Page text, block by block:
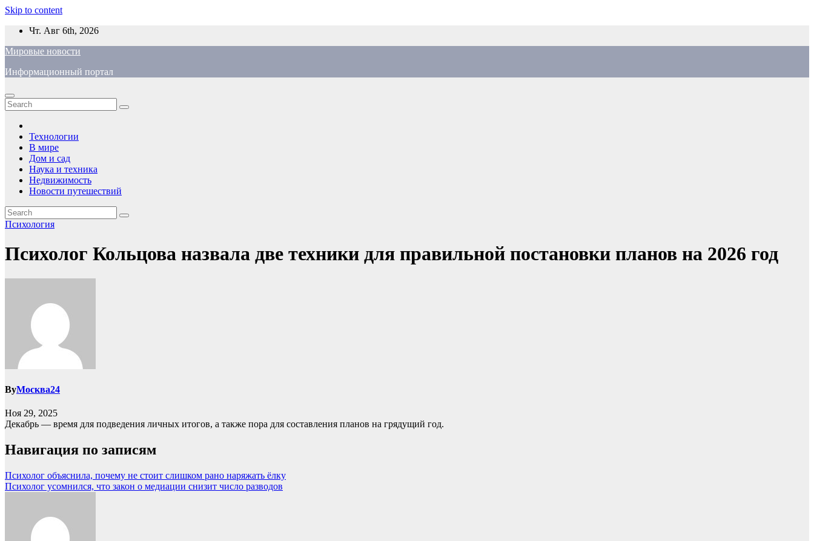
Skip to content
Чт. Авг 6th, 2026
Мировые новости
Информационный портал
Технологии
В мире
Дом и сад
Наука и техника
Недвижимость
Новости путешествий
Психология
Психолог Кольцова назвала две техники для правильной постановки планов на 2026 год
ByМосква24
Ноя 29, 2025
Декабрь — время для подведения личных итогов, а также пора для составления планов на грядущий год.
Навигация по записям
Психолог объяснила, почему не стоит слишком рано наряжать ёлку
Психолог усомнился, что закон о медиации снизит число разводов